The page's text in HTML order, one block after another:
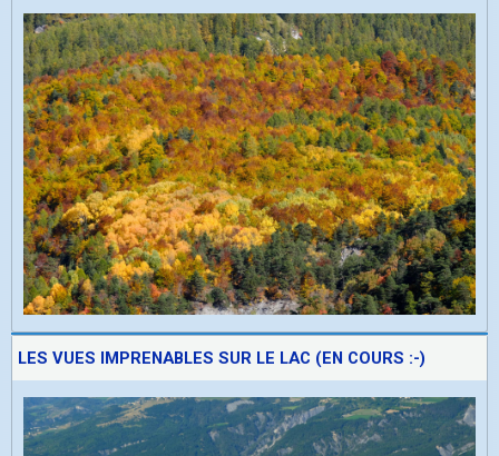
LES VUES IMPRENABLES SUR LE LAC (EN COURS :-)